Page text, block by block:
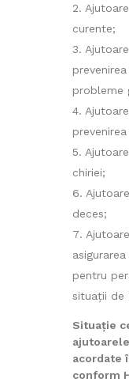
curente;
probleme
chiriei;
deces;
pentru
situații de
Situație
acordate
conform